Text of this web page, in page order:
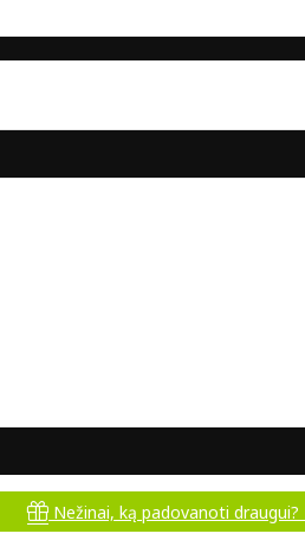
ką padovanoti draugui? Leisk